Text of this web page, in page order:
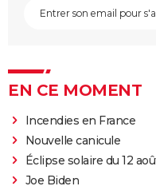
EN CE MOMENT
Incendies en France
Nouvelle canicule
Éclipse solaire du 12
Joe Biden